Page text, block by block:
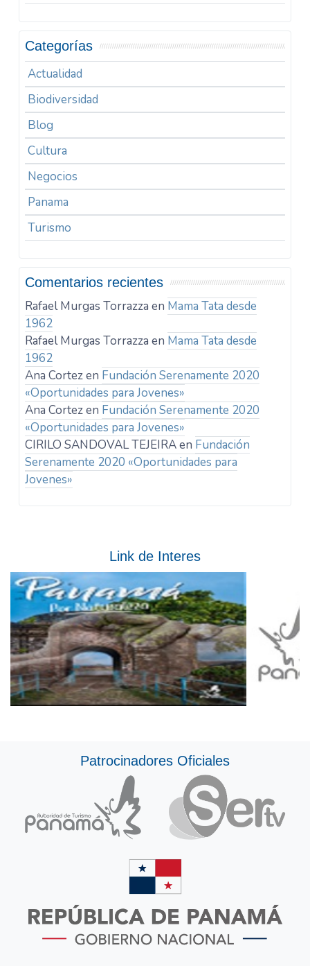
Categorías
Actualidad
Biodiversidad
Blog
Cultura
Negocios
Panama
Turismo
Comentarios recientes
Rafael Murgas Torrazza en Mama Tata desde
1962
Rafael Murgas Torrazza en Mama Tata desde
1962
Ana Cortezen Fundación Serenamente 2020
«Oportunidades para Jovenes»
Ana Cortezen Fundación Serenamente 2020
«Oportunidades para Jovenes»
CIRILO SANDOVAL TEJEIRAen Fundación
Serenamente 2020 «Oportunidades para
Jovenes»
Link de Interes
Patrocinadores Oficiales